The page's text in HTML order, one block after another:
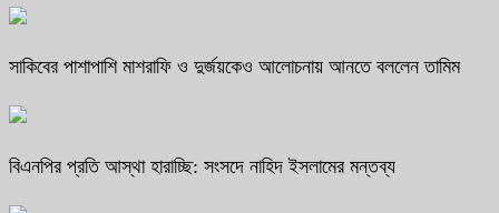
সাকিবের পাশাপাশি মাশরাফি ও দুর্জয়কেও আলোচনায় আনতে বললেন তামিম
বিএনপির প্রতি আস্থা হারাচ্ছি: সংসদে নাহিদ ইসলামের মন্তব্য